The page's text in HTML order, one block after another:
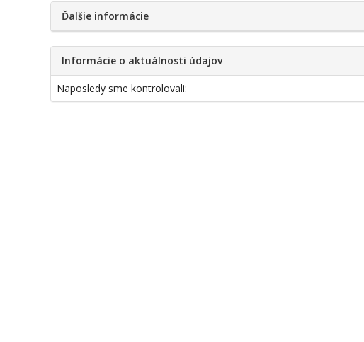
Ďalšie informácie
Informácie o aktuálnosti údajov
Naposledy sme kontrolovali: